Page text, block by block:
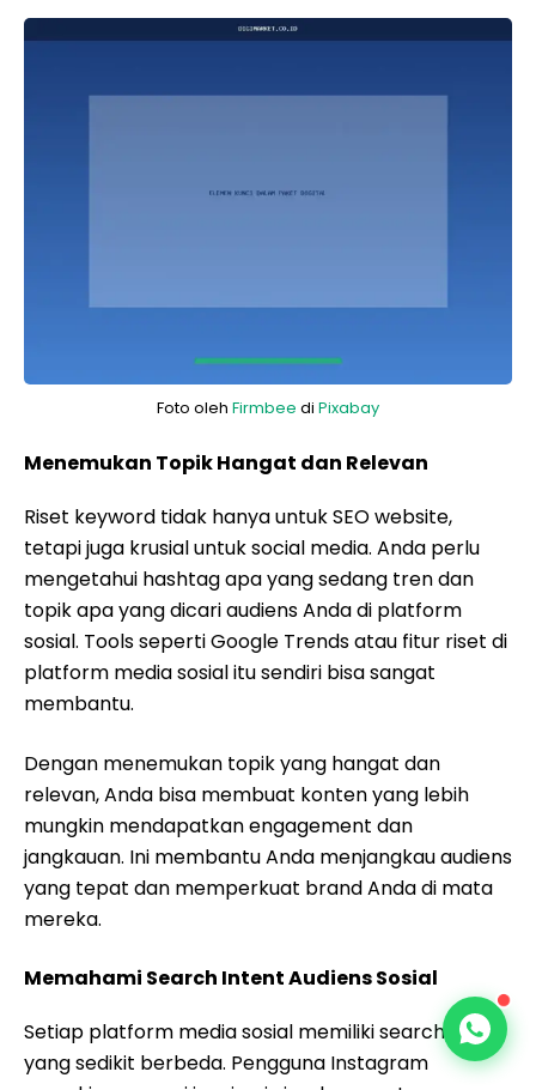
Foto oleh Firmbee di Pixabay
Menemukan Topik Hangat dan Relevan
Riset keyword tidak hanya untuk SEO website,
tetapi juga krusial untuk social media. Anda perlu
mengetahui hashtag apa yang sedang tren dan
topik apa yang dicari audiens Anda di platform
sosial. Tools seperti Google Trends atau fitur riset di
platform media sosial itu sendiri bisa sangat
membantu.
Dengan menemukan topik yang hangat dan
relevan, Anda bisa membuat konten yang lebih
mungkin mendapatkan engagement dan
jangkauan. Ini membantu Anda menjangkau audiens
yang tepat dan memperkuat brand Anda di mata
mereka.
Memahami Search Intent Audiens Sosial
Setiap platform media sosial memiliki search intent
yang sedikit berbeda. Pengguna Instagram